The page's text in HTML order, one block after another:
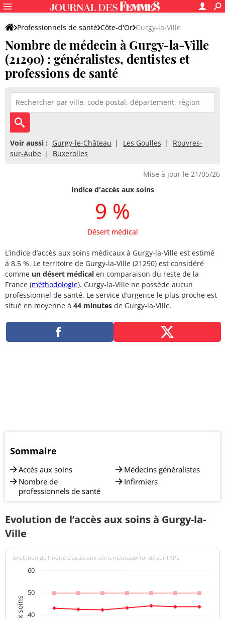
Professionnels de santé Côte-d'Or Gurgy-la-Ville
Nombre de médecin à Gurgy-la-Ville
(21290) : généralistes, dentistes et
professions de santé
Voir aussi : Gurgy-le-Château Les Goulles
Rouvres-
sur-Aube
Buxerolles
Mise à jour le 21/05/26
Indice d'accès aux soins
9 %
Désert médical
L’indice d’accès aux soins médicaux à Gurgy-la-Ville est estimé
à 8.5 %. Le territoire de Gurgy-la-Ville (21290) est considéré
comme un désert médical en comparaison du reste de la
France (méthodologie). Gurgy-la-Ville ne possède aucun
professionnel de santé. Le service d’urgence le plus proche est
situé en moyenne à 44 minutes de Gurgy-la-Ville.
Sommaire
Accès aux soins
Nombre de
professionnels de santé
Médecins généralistes
Infirmiers
Evolution de l’accès aux soins à Gurgy-la-
Ville
Evolution de l’indice d’accès aux soins médicaux fondé sur l'APL
40
50
60